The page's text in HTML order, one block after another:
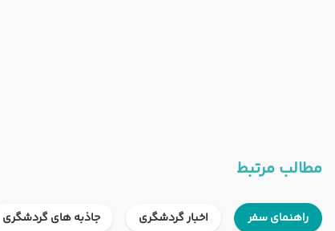
مطالب مرتبط
راهنمای سفر اخبار گردشگری جاذبه های گردشگری